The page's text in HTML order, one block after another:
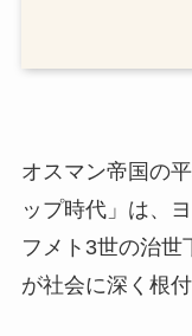
オスマン帝国の
ップ時代」は、
フメト3世の治世
が社会に深く根